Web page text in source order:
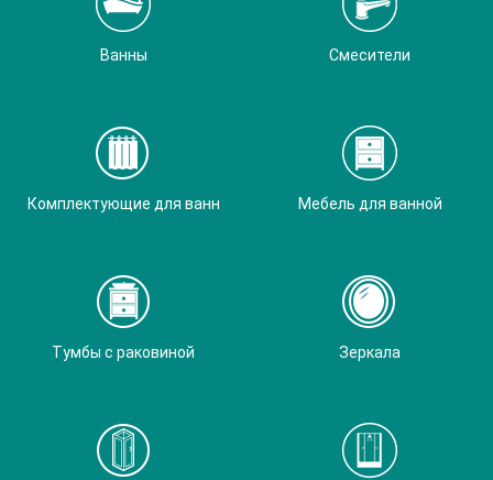
Ванны Смесители
Комплектующие для ванн Мебель для ванной
Тумбы с раковиной Зеркала